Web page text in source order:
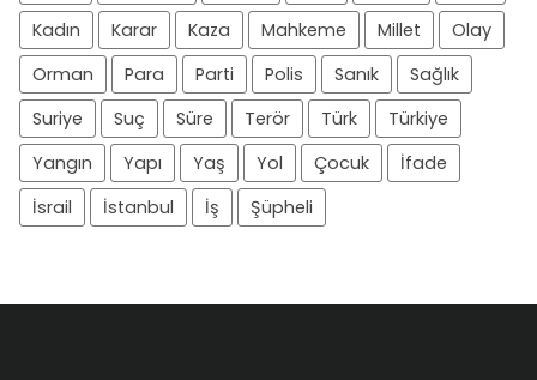
Kadın
Karar Kaza Mahkeme Millet
Olay
Orman
Para Parti Polis Sanık
Sağlık
Suriye
Suç Süre Terör Türk
Türkiye
Yangın
Yapı Yaş Yol Çocuk
İfade
İsrail
İstanbul İş Şüpheli